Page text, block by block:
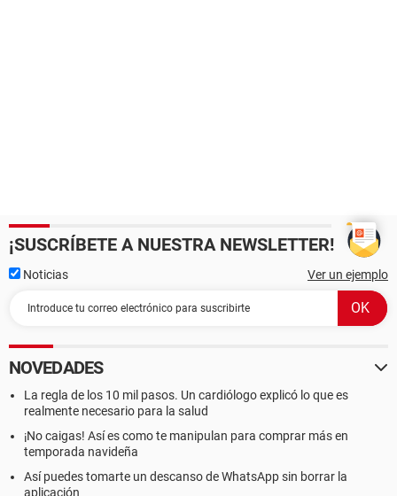
¡SUSCRÍBETE A NUESTRA NEWSLETTER!
Noticias Ver un ejemplo
NOVEDADES
La regla de los 10 mil pasos. Un cardiólogo explicó lo que es
realmente necesario para la salud
¡No caigas! Así es como te manipulan para comprar más en
temporada navideña
Así puedes tomarte un descanso de WhatsApp sin borrar la
aplicación